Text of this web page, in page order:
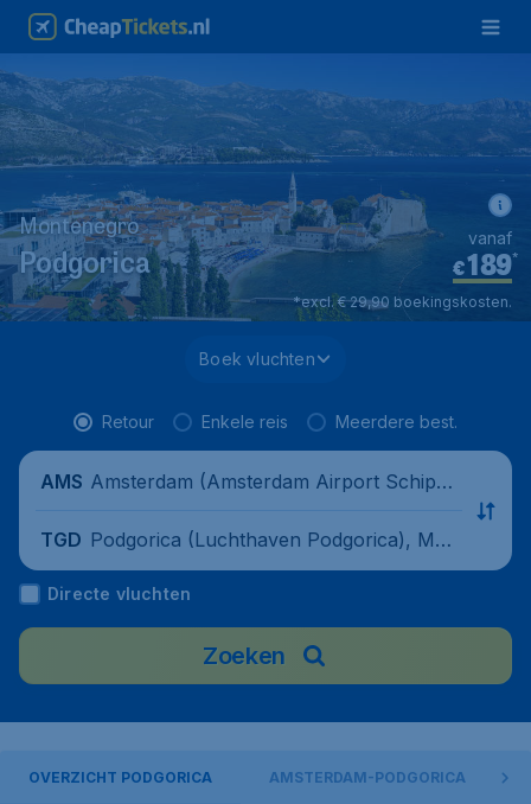
Montenegro
Podgorica €189*
vanaf
*excl. € 29,90 boekingskosten.
Boek vluchten
Retour Enkele reis Meerdere best.
AMS Amsterdam (Amsterdam Airport Schipho
TGD Podgorica (Luchthaven Podgorica), Mon
tenegro
Directe vluchten
Zoeken
OVERZICHT PODGORICA AMSTERDAM-PODGORICA